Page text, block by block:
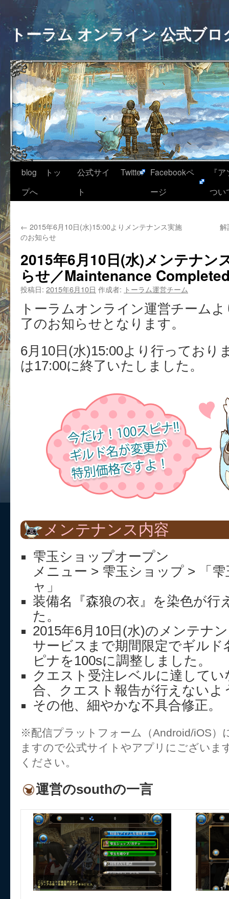
トーラム オンライン 公式ブロ
blog トッ
プへ
公式サイ
ト
Twitter
Facebookペ
ージ
『
つい
← 2015年6月10日(水)15:00よりメンテナンス実施
のお知らせ
解
2015年6月10日(水)メンテナン
らせ／Maintenance
投稿日: 2015年6月10日 作成者: トーラム運営チーム
トーラムオンライン運営チーム
了のお知らせとなります。
6月10日(水)15:00より行っており
は17:00に終了いたしました。
メンテナンス内容
雫玉ショップオープン
メニュー > 雫玉ショップ > 「
ャ」
装備名『森狼の衣』を染色が行
た。
2015年6月10日(水)のメンテナ
サービスまで期間限定でギルド
ピナを100sに調整しました。
クエスト受注レベルに達して
合、クエスト報告が行えないよ
その他、細やかな不具合修正。
※配信プラットフォーム（Android/iOS）
ますので公式サイトやアプリにございま
ください。
運営のsouthの一言